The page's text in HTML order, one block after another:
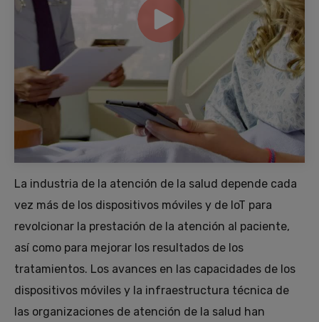
La industria de la atención de la salud depende cada
vez más de los dispositivos móviles y de IoT para
revolcionar la prestación de la atención al paciente,
así como para mejorar los resultados de los
tratamientos. Los avances en las capacidades de los
dispositivos móviles y la infraestructura técnica de
las organizaciones de atención de la salud han